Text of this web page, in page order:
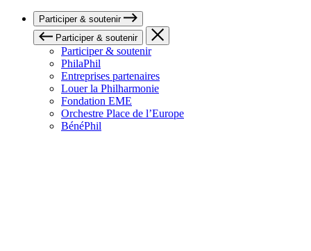
Participer & soutenir
Participer & soutenir
Participer & soutenir
PhilaPhil
Entreprises partenaires
Louer la Philharmonie
Fondation EME
Orchestre Place de l’Europe
BénéPhil